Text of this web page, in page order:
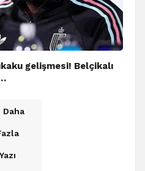
gelişmesi! Belçikalı
Daha
Yazı